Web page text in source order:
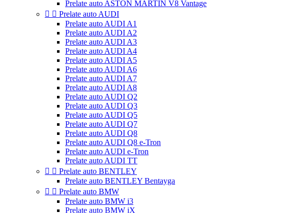
Prelate auto ASTON MARTIN V8 Vantage
  Prelate auto AUDI
Prelate auto AUDI A1
Prelate auto AUDI A2
Prelate auto AUDI A3
Prelate auto AUDI A4
Prelate auto AUDI A5
Prelate auto AUDI A6
Prelate auto AUDI A7
Prelate auto AUDI A8
Prelate auto AUDI Q2
Prelate auto AUDI Q3
Prelate auto AUDI Q5
Prelate auto AUDI Q7
Prelate auto AUDI Q8
Prelate auto AUDI Q8 e-Tron
Prelate auto AUDI e-Tron
Prelate auto AUDI TT
  Prelate auto BENTLEY
Prelate auto BENTLEY Bentayga
  Prelate auto BMW
Prelate auto BMW i3
Prelate auto BMW iX